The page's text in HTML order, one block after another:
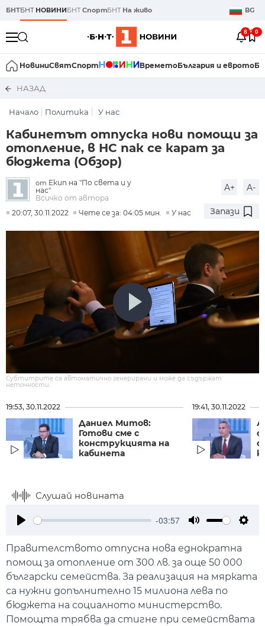
БНТБНТ НОВИНИБНТСпортБНТ На живо BG
8 0
НовиниСвятСпорт ВреметоБългария и еврото
НАЗАД
Начало Политика У нас
Кабинетът отпуска нови помощи за
отопление, в НС пак се карат за
бюджета (Обзор)
от Екип на "По света и у
нас"
Всичко от автора
A+ A-
20:07, 30.11.2022 Чете се за: 04:05 мин. У нас Запази
Субтитрите са автоматично генерирани и може да съдържат
неточности.
19:53, 30.11.2022
Даниел Митов:
Готови сме с
конструкцията на
кабинета
19:41, 30.11.2022
Слушай новината
-03:57
Правителството отпусна нова еднократна
помощ за отопление от 300 лв. за още 50 000
български семейства. За реализация на мярката
са нужни допълнително 15 милиона лева по
бюджета на социалното министерство.
Помощта трябва да стигне при семействата